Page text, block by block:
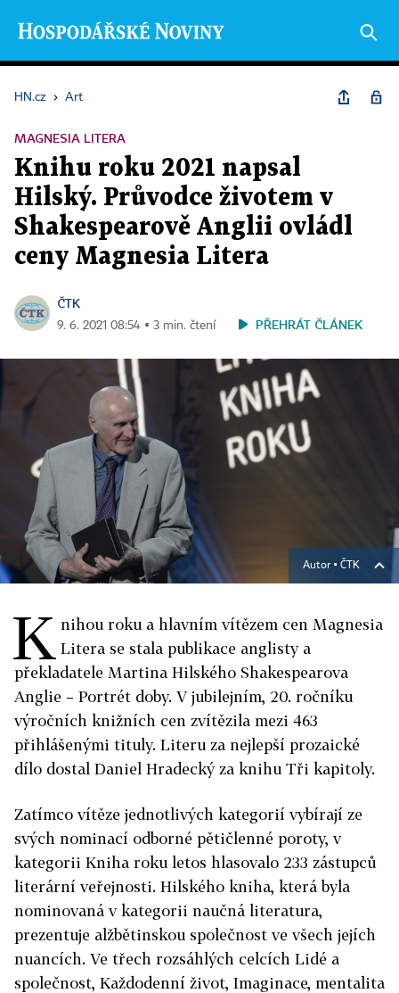
HN.cz › Art
MAGNESIA LITERA
Knihu roku 2021 napsal
Hilský. Průvodce životem v
Shakespearově Anglii ovládl
ceny Magnesia Litera
ČTK
9. 6. 2021 08:54 ▪ 3 min. čtení PŘEHRÁT ČLÁNEK
Autor ▪ ČTK
K nihou roku a hlavním vítězem cen Magnesia
Litera se stala publikace anglisty a
překladatele Martina Hilského Shakespearova
Anglie – Portrét doby. V jubilejním, 20. ročníku
výročních knižních cen zvítězila mezi 463
přihlášenými tituly. Literu za nejlepší prozaické
dílo dostal Daniel Hradecký za knihu Tři kapitoly.
Zatímco vítěze jednotlivých kategorií vybírají ze
svých nominací odborné pětičlenné poroty, v
kategorii Kniha roku letos hlasovalo 233 zástupců
literární veřejnosti. Hilského kniha, která byla
nominovaná v kategorii naučná literatura,
prezentuje alžbětinskou společnost ve všech jejích
nuancích. Ve třech rozsáhlých celcích Lidé a
společnost, Každodenní život, Imaginace, mentalita